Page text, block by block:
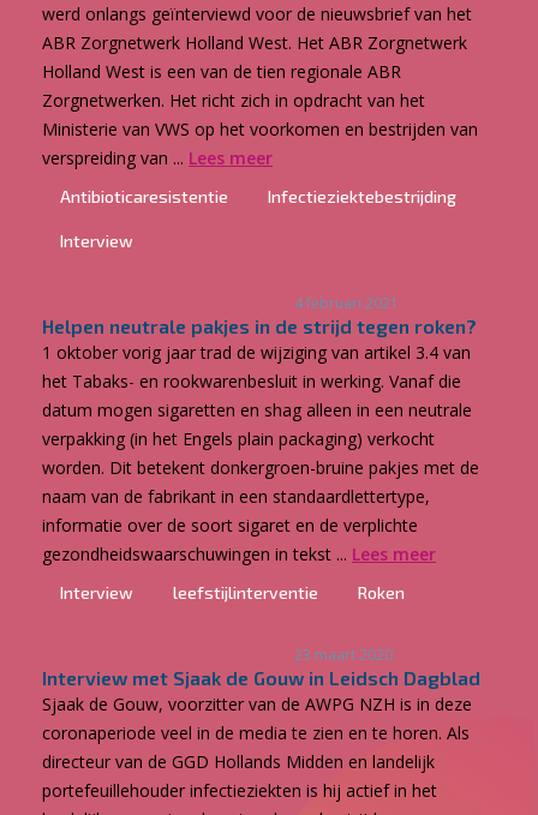
werd onlangs geïnterviewd voor de nieuwsbrief van het
ABR Zorgnetwerk Holland West. Het ABR Zorgnetwerk
Holland West is een van de tien regionale ABR
Zorgnetwerken. Het richt zich in opdracht van het
Ministerie van VWS op het voorkomen en bestrijden van
verspreiding van ... Lees meer
Antibioticaresistentie Infectieziektebestrijding
Interview
4 februari 2021
Helpen neutrale pakjes in de strijd tegen roken?
1 oktober vorig jaar trad de wijziging van artikel 3.4 van
het Tabaks- en rookwarenbesluit in werking. Vanaf die
datum mogen sigaretten en shag alleen in een neutrale
verpakking (in het Engels plain packaging) verkocht
worden. Dit betekent donkergroen-bruine pakjes met de
naam van de fabrikant in een standaardlettertype,
informatie over de soort sigaret en de verplichte
gezondheidswaarschuwingen in tekst ... Lees meer
Interview leefstijlinterventie Roken
23 maart 2020
Interview met Sjaak de Gouw in Leidsch Dagblad
Sjaak de Gouw, voorzitter van de AWPG NZH is in deze
coronaperiode veel in de media te zien en te horen. Als
directeur van de GGD Hollands Midden en landelijk
portefeuillehouder infectieziekten is hij actief in het